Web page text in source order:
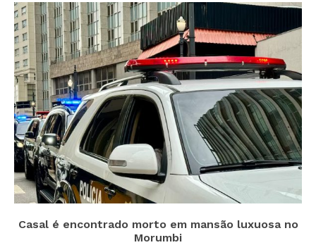
Casal é encontrado morto em mansão luxuosa no
Morumbi